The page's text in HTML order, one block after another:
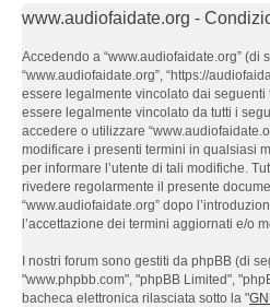
www.audiofaidate.org -
Accedendo a “www.audiofaidate.org” (di
“www.audiofaidate.org”, “https://
essere legalmente vincolato dai
essere legalmente vincolato da tutti i
accedere o utilizzare
modificare i presenti termini in qualsiasi
per informare l’utente di tali modifiche.
rivedere regolarmente il presente
“www.audiofaidate.org” dopo
l’accettazione dei termini aggiornati e/o
I nostri forum sono gestiti da phpBB (di
"www.phpbb.com", "phpBB Limited",
bacheca elettronica rilasciata sotto la "